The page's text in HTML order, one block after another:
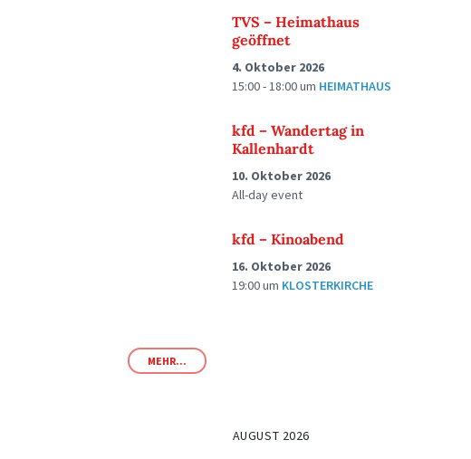
TVS – Heimathaus
geöffnet
4. Oktober 2026
15:00 - 18:00um HEIMATHAUS
kfd – Wandertag in
Kallenhardt
10. Oktober 2026
All-day event
kfd – Kinoabend
16. Oktober 2026
19:00um KLOSTERKIRCHE
MEHR...
AUGUST 2026